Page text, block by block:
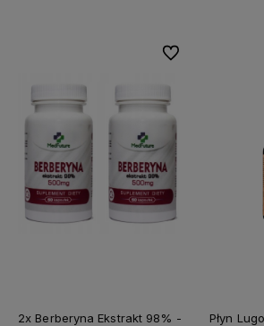
2x Berberyna Ekstrakt 98% -
Do ulubionych
Płyn